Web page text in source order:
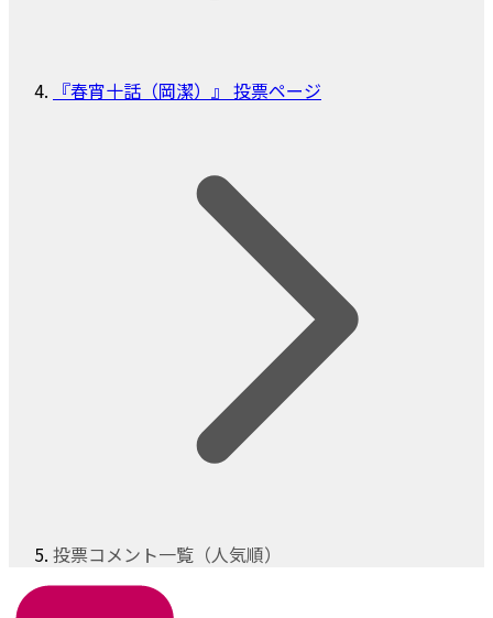
『春宵十話（岡潔）』 投票ページ
投票コメント一覧（人気順）